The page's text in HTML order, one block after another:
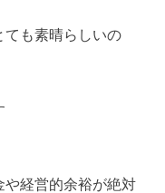
ても素晴らしいの
や経営的余裕が絶対